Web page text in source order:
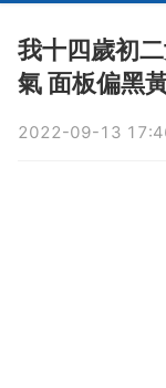
我十四歲初
氣 面板偏黑
2022-09-13